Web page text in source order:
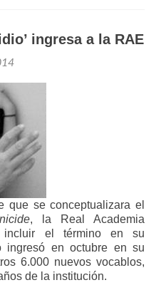
ingresa a la RAE
que se conceptualizara el
, la Real Academia
incluir el término en su
ingresó en octubre en su
6.000 nuevos vocablos,
de la institución.